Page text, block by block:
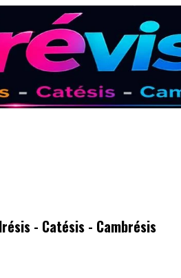
- Catésis - Cambrésis